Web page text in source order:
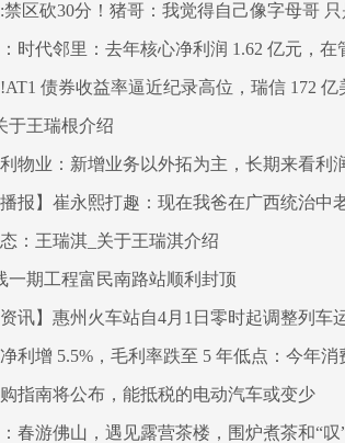
禁区砍30分！猪哥：我觉得自己像字母哥
时代邻里：去年核心净利润 1.62 亿元，在
债券收益率逼近纪录高位，瑞信 172
于王瑞根介绍
物业：新增业务以外拓为主，长期来看利
播报】崔永熙打趣：现在我爸在广西统治中
：王瑞淇_关于王瑞淇介绍
一期工程富民南路站顺利封顶
资讯】惠州火车站自4月1日零时起调整列车
利增 5.5%，毛利率跌至 5 年低点：今年
指南将公布，能抵税的电动汽车或变少
春游佛山，遇见露营茶楼，围炉煮茶和“